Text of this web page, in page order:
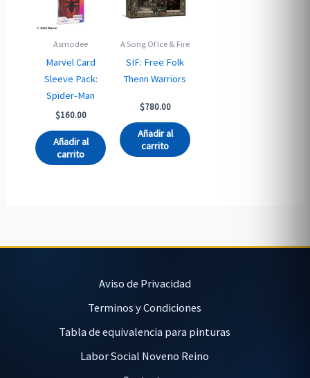
Asmodee
Marvel Card
Sleeve Pack:
Spider-Man
$160.00
Añadir al
carrito
A Song Of Ice & Fire
SIF: Free Folk
Thenn Warriors
$780.00
Añadir al
carrito
Aviso de Privacidad
Terminos y Condiciones
Tabla de equivalencia para pinturas
Labor Social Noveno Reino